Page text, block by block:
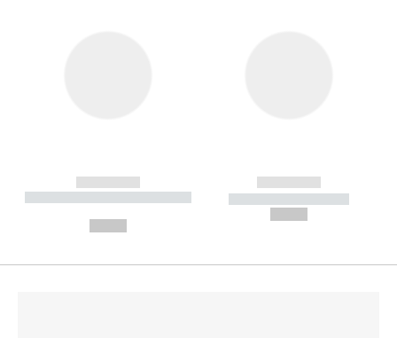
------------
----------- ----------- --------
------------
----------- -----------